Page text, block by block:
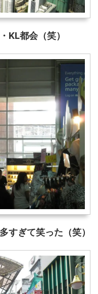
KL都会（笑）
すぎて笑った（笑）